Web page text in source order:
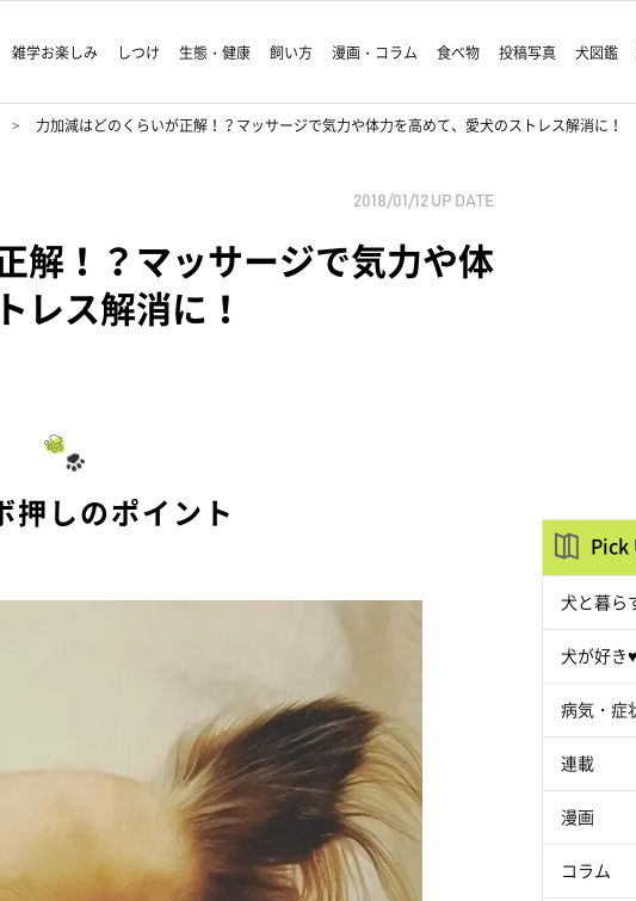
雑学お楽しみ しつけ 生態・健康 飼い方 漫画・コラム 食べ物 投稿写真 犬図鑑
力加減はどのくらいが正解！？マッサージで気力や体力を高めて、愛犬のストレス解消に！
2018/01/12 UP DATE
解！？マッサージで気力や体
レス解消に！
押しのポイント
Pick
犬と暮ら
犬が好き♥
病気・症
連載
漫画
コラム